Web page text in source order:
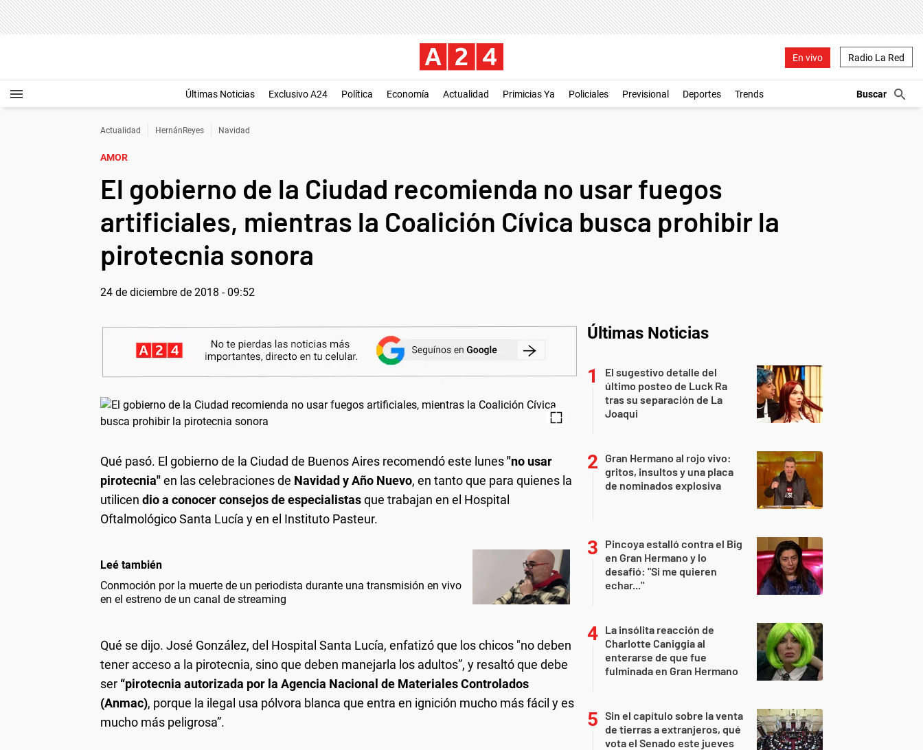
En vivo Radio La Red
Últimas Noticias Exclusivo A24 Política Economía Actualidad Primicias Ya Policiales Previsional Deportes Trends
Actualidad HernánReyes Navidad
AMOR
El gobierno de la Ciudad recomienda no usar fuegos
artificiales, mientras la Coalición Cívica busca prohibir la
pirotecnia sonora
24 de diciembre de 2018 - 09:52
Qué pasó. El gobierno de la Ciudad de Buenos Aires recomendó este lunes"no usar
pirotecnia"en las celebraciones de Navidad y Año Nuevo, en tanto que para quienes la
utilicen dio a conocer consejos de especialistasque trabajan en el Hospital
Oftalmológico Santa Lucía y en el Instituto Pasteur.
Leé también
Conmoción por la muerte de un periodista durante una transmisión en vivo
en el estreno de un canal de streaming
Qué se dijo. José González, del Hospital Santa Lucía, enfatizó que los chicos "no deben
tener acceso a la pirotecnia, sino que deben manejarla los adultos”, y resaltó que debe
ser “pirotecnia autorizada por la Agencia Nacional de Materiales Controlados
(Anmac), porque la ilegal usa pólvora blanca que entra en ignición mucho más fácil y es
mucho más peligrosa”.
Últimas Noticias
El sugestivo detalle del
último posteo de Luck Ra
tras su separación de La
Joaqui
Gran Hermano al rojo vivo:
gritos, insultos y una placa
de nominados explosiva
Pincoya estalló contra el Big
en Gran Hermano y lo
desafió: "Si me quieren
echar..."
La insólita reacción de
Charlotte Caniggia al
enterarse de que fue
fulminada en Gran Hermano
Sin el capítulo sobre la venta
de tierras a extranjeros, qué
vota el Senado este jueves